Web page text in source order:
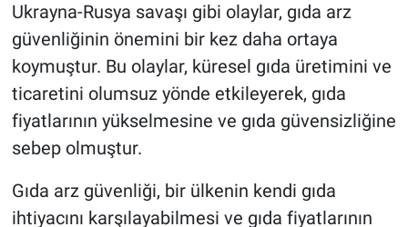
Ukrayna-Rusya savaşı gibi olaylar, gıda arz
güvenliğinin önemini bir kez daha ortaya
koymuştur. Bu olaylar, küresel gıda üretimini ve
ticaretini olumsuz yönde etkileyerek, gıda
fiyatlarının yükselmesine ve gıda güvensizliğine
sebep olmuştur.
Gıda arz güvenliği, bir ülkenin kendi gıda
ihtiyacını karşılayabilmesi ve gıda fiyatlarının